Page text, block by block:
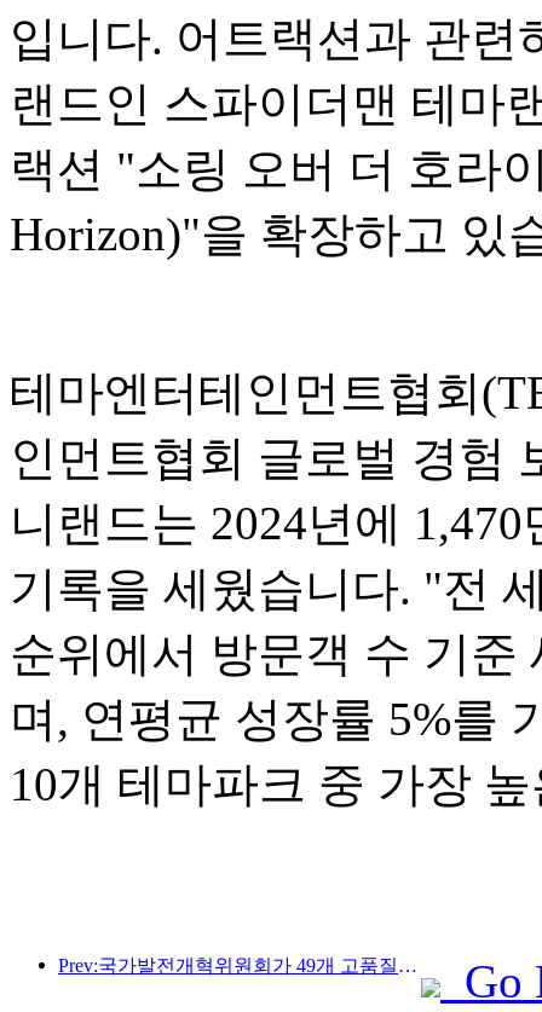
입니다. 어트랙션과 관련
랜드인 스파이더맨 테마
랙션 "소링 오버 더 호라
Horizon)"을 확장하고 있
테마엔터테인먼트협회
인먼트협회 글로벌 경험
니랜드는 2024년에
기록을 세웠습니다. "전
순위에서 방문객 수 기준
며, 연평균 성장률 5%를
10개 테마파크 중 가장
Prev:국가발전개혁위원회가 49개 고품질 야외 스포츠 명소를 첫 번째로 공개했습니다. Go